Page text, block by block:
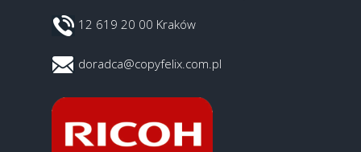
12 619 20 00 Kraków
doradca@copyfelix.com.pl